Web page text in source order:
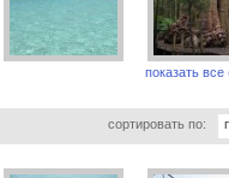
показать все
сортировать по: